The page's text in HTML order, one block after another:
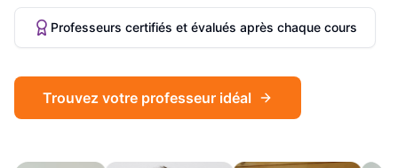
Professeurs certifiés et évalués après chaque cours
Trouvez votre professeur idéal